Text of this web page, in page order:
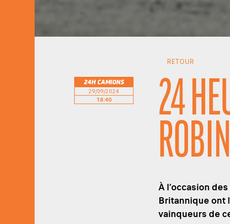
24H CAMIONS
29/09/2024
18:40
RETOUR
24
À l’occasion
Britannique ont
vainqueurs de